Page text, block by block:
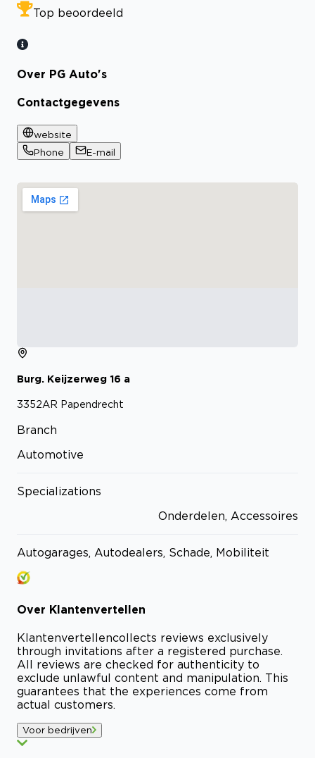
Top beoordeeld
Over PG Auto's
Contactgegevens
website
Phone
E-mail
Burg. Keijzerweg 16 a
3352AR Papendrecht
Branch
Automotive
Specializations
Onderdelen, Accessoires
Autogarages, Autodealers, Schade, Mobiliteit
Over Klantenvertellen
Klantenvertellencollects reviews exclusively
through invitations after a registered purchase.
All reviews are checked for authenticity to
exclude unlawful content and manipulation. This
guarantees that the experiences come from
actual customers.
Voor bedrijven